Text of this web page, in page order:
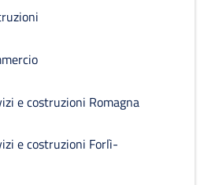
e costruzioni Romagna
e costruzioni Forlì-